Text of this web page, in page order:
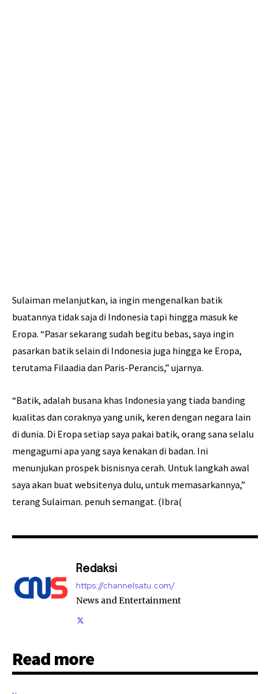
Sulaiman melanjutkan, ia ingin mengenalkan batik
buatannya tidak saja di Indonesia tapi hingga masuk ke
Eropa. “Pasar sekarang sudah begitu bebas, saya ingin
pasarkan batik selain di Indonesia juga hingga ke Eropa,
terutama Filaadia dan Paris-Perancis,” ujarnya.
“Batik, adalah busana khas Indonesia yang tiada banding
kualitas dan coraknya yang unik, keren dengan negara lain
di dunia. Di Eropa setiap saya pakai batik, orang sana selalu
mengagumi apa yang saya kenakan di badan. Ini
menunjukan prospek bisnisnya cerah. Untuk langkah awal
saya akan buat websitenya dulu, untuk memasarkannya,”
terang Sulaiman. penuh semangat. (Ibra(
Redaksi
https://channelsatu.com/
News and Entertainment
Read more